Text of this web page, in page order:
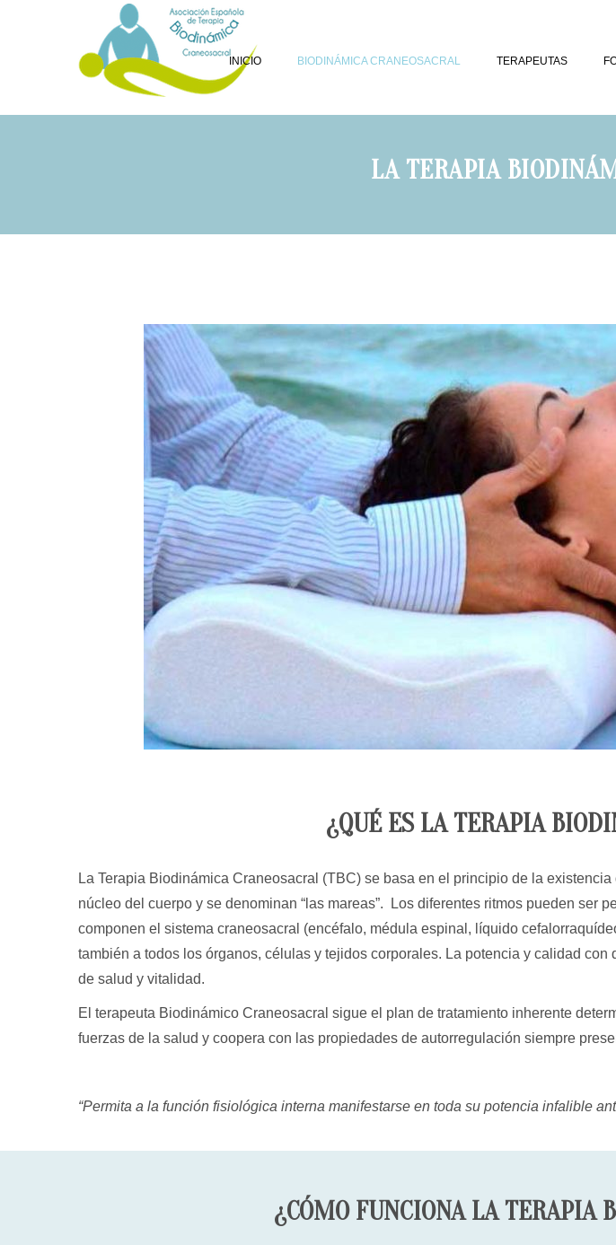
INICIO BIODINÁMICA CRANEOSACRAL TERAPEUTAS
LA TERAPIA
¿QUÉ ES LA TERAPIA
La Terapia Biodinámica Craneosacral (TBC) se basa en el principio de la
núcleo del cuerpo y se denominan “las mareas”. Los diferentes ritmos pueden ser
componen el sistema craneosacral (encéfalo, médula espinal, líquido
también a todos los órganos, células y tejidos corporales. La potencia y calidad
de salud y vitalidad.
El terapeuta Biodinámico Craneosacral sigue el plan de tratamiento inherente
fuerzas de la salud y coopera con las propiedades de autorregulación siempre
“Permita a la función fisiológica interna manifestarse en toda su potencia infalible
¿CÓMO FUNCIONA LA TERAPIA